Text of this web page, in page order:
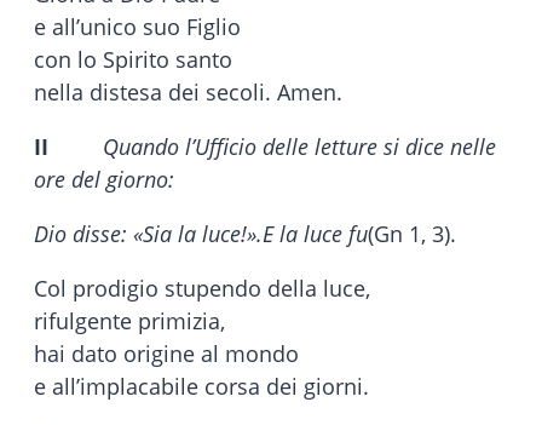
e all’unico suo Figlio
con lo Spirito santo
nella distesa dei secoli. Amen.
II
Quando l’Ufficio delle letture si dice nelle
ore del giorno:
Dio disse: «Sia la luce!».E la luce fu(Gn 1, 3).
Col prodigio stupendo della luce,
rifulgente primizia,
hai dato origine al mondo
e all’implacabile corsa dei giorni.